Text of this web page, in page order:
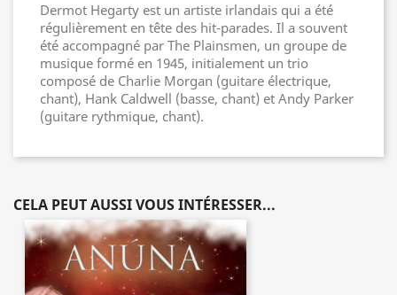
Dermot Hegarty est un artiste irlandais qui a été
régulièrement en tête des hit-parades. Il a souvent
été accompagné par The Plainsmen, un groupe de
musique formé en 1945, initialement un trio
composé de Charlie Morgan (guitare électrique,
chant), Hank Caldwell (basse, chant) et Andy Parker
(guitare rythmique, chant).
CELA PEUT AUSSI VOUS INTÉRESSER...